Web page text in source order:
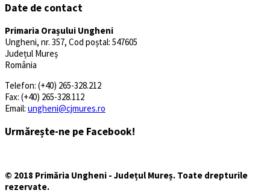
Date de contact
Primaria Orașului Ungheni
Ungheni, nr. 357, Cod poștal: 547605
Județul Mureș
România
Telefon: (+40) 265-328.212
Fax: (+40) 265-328.112
Email: ungheni@cjmures.ro
Urmărește-ne pe Facebook!
© 2018 Primăria Ungheni - Județul Mureș. Toate drepturile
rezervate.